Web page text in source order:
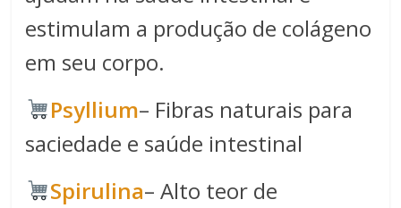
estimulam a produção de colágeno
em seu corpo.
Psyllium– Fibras naturais para
saciedade e saúde intestinal
Spirulina​– Alto teor de